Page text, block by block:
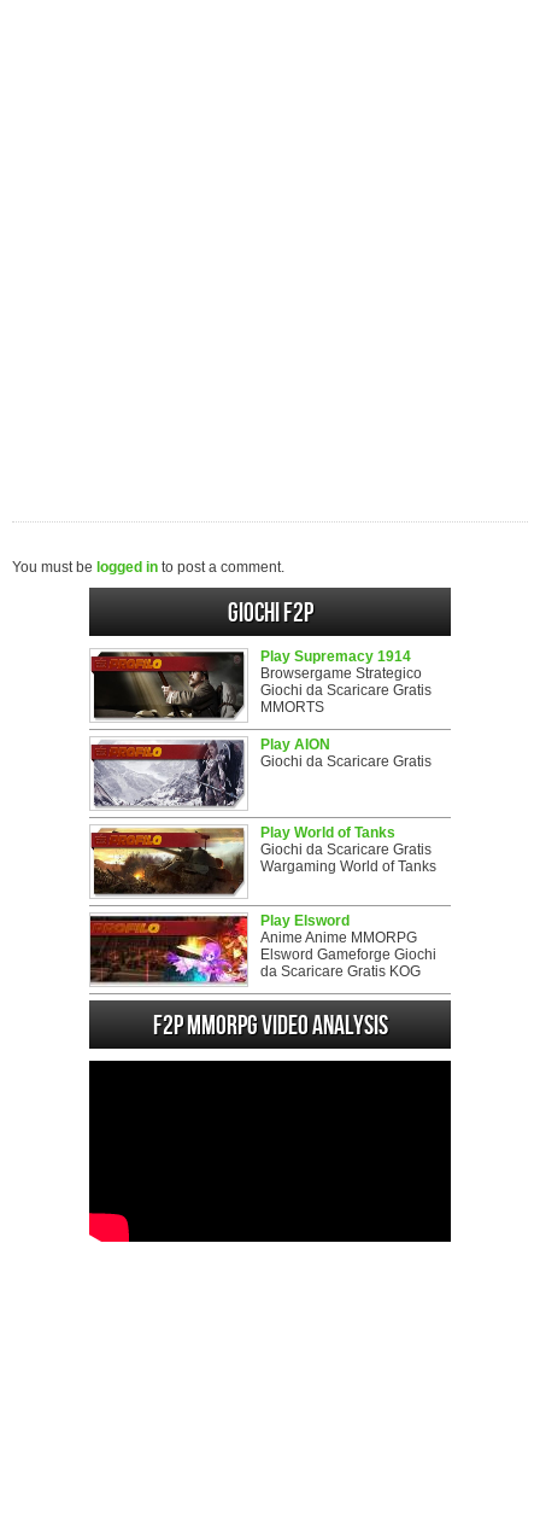
You must be logged in to post a comment.
Giochi F2P
Play Supremacy 1914
Browsergame Strategico
Giochi da Scaricare Gratis
MMORTS
Play AION
Giochi da Scaricare Gratis
Play World of Tanks
Giochi da Scaricare Gratis
Wargaming World of Tanks
Play Elsword
Anime Anime MMORPG
Elsword Gameforge Giochi
da Scaricare Gratis KOG
F2P MMORPG Video analysis